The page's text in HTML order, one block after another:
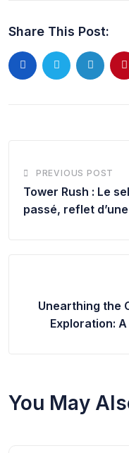
Share This Post:
PREVIOUS POST
Tower Rush : Le
passé, reflet
Unearthing the
Exploration:
You May